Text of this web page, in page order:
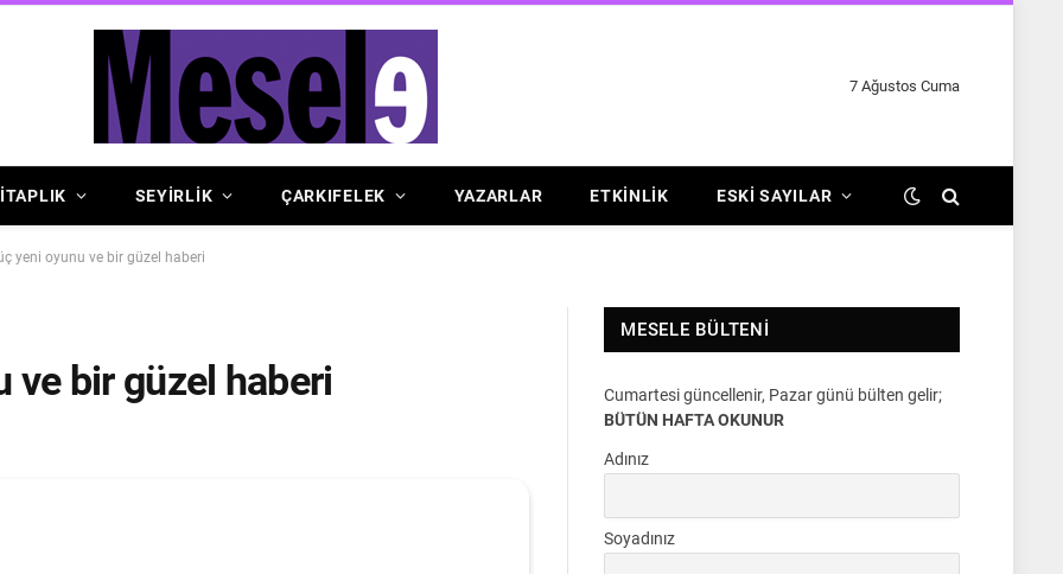
7 Ağustos Cuma
SEYİRLİK ÇARKIFELEK YAZARLAR ETKINLIK ESKI SAYILAR
yeni oyunu ve bir güzel haberi
ve bir güzel haberi
MESELE BÜLTENI
Cumartesi güncellenir, Pazar günü bülten gelir;
BÜTÜN HAFTA OKUNUR
Adınız
Soyadınız